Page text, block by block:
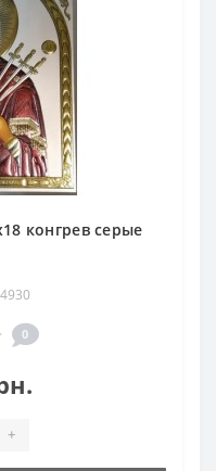
конгрев серые
0
+